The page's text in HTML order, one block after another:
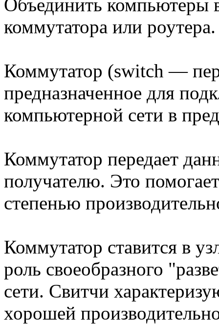
Объединить
коммутатора или роутера.
Коммутатор (switch —
предназначенное для
компьютерной сети в
Коммутатор передает
получателю. Это
степенью
Коммутатор ставится в
роль своеобразного
сети. Свитчи
хорошей